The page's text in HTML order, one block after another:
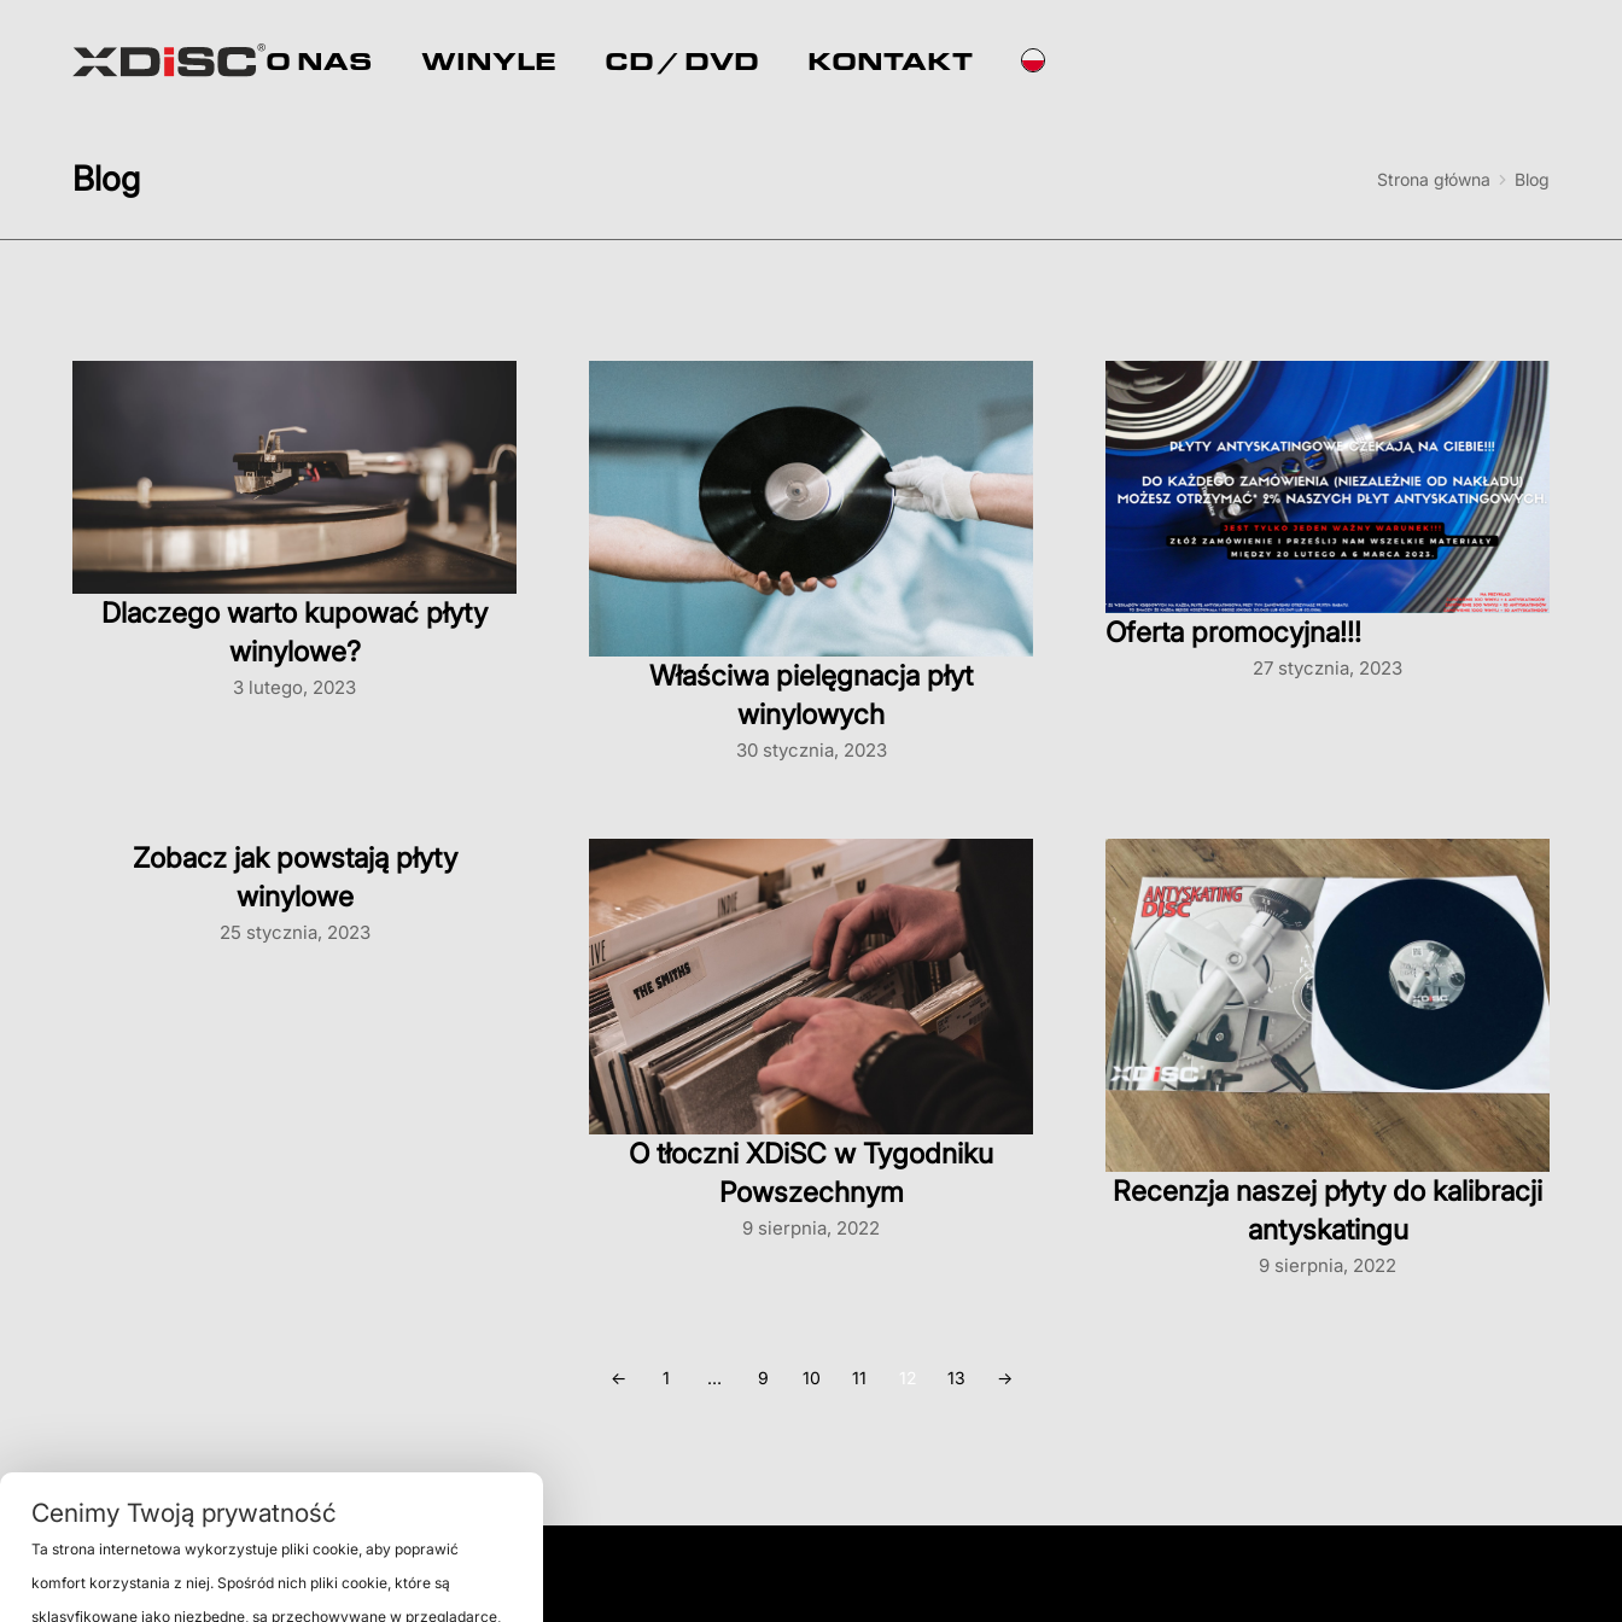
O NAS WINYLE CD / DVD KONTAKT
Blog Strona główna Blog
Dlaczego warto kupować płyty
winylowe?
3 lutego, 2023
Właściwa pielęgnacja płyt
winylowych
30 stycznia, 2023
Oferta promocyjna!!!
27 stycznia, 2023
Zobacz jak powstają płyty
winylowe
25 stycznia, 2023
O tłoczni XDiSC w Tygodniku
Powszechnym
9 sierpnia, 2022
Recenzja naszej płyty do kalibracji
antyskatingu
9 sierpnia, 2022
← 1 … 9 10 11 12 13 →
Cenimy Twoją prywatność
Ta strona internetowa wykorzystuje pliki cookie, aby poprawić
komfort korzystania z niej. Spośród nich pliki cookie, które są
sklasyfikowane jako niezbędne, są przechowywane w przeglądarce,